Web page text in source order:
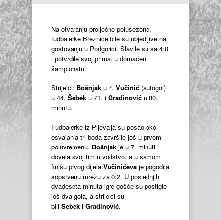
Na otvaranju proljećne polusezone,
fudbalerke Breznice bile su ubjedljive na
gostovanju u Podgorici. Slavile su sa 4:0
i potvrdile svoj primat u domaćem
šampionatu.
Strijelci: Bošnjak u 7, Vučinić (autogol)
u 44, Šebek u 71. i Gradinović u 80.
minutu.
Fudbalerke iz Pljevalja su posao oko
osvajanja tri boda završile još u prvom
poluvremenu. Bošnjak je u 7. minuti
dovela svoj tim u vođstvo, a u samom
finišu prvog dijela Vučinićeva je pogodila
sopstvenu mrežu za 0:2. U poslednjih
dvadeseta minuta igre gošće su postigle
još dva gola, a strijelci su
bili Šebek i Gradinović.